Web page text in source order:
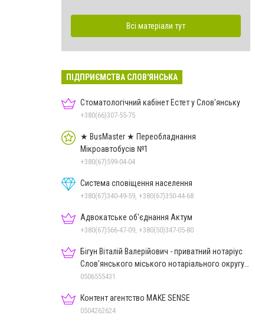
Всі матеріали тут
ПІДПРИЄМСТВА СЛОВ'ЯНСЬКА
Стоматологічний кабінет Естет у Слов'янську
+380(66)307-55-75
★ BusMaster ★ Переобладнання
Мікроавтобусів №1
+380(67)599-04-04
Система сповіщення населення
+380(67)340-49-59, +380(67)350-44-68
Адвокатське об'єднання Актум
+380(67)566-47-09, +380(50)347-05-80
Бігун Віталій Валерійович - приватний нотаріус
Слов'янського міського нотаріального округу
Дон.обл.
0506555431
Контент агентство MAKE SENSE
0504262624